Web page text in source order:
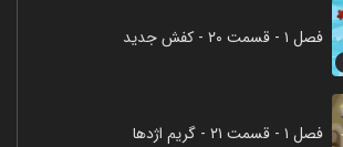
فصل ۱ - قسمت ۲۰ - کفش جدید
فصل ۱ - قسمت ۲۱ - گریم اژدها